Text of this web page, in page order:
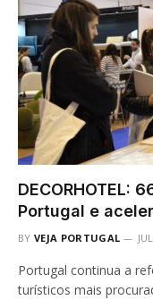
DECORHOTEL:
Portugal e
BY VEJA PORTUGAL
Portugal continua a
turísticos mais